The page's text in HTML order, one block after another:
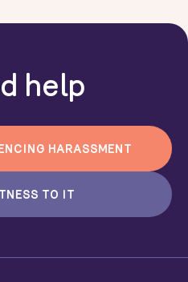
help
HARASSMENT
TO IT